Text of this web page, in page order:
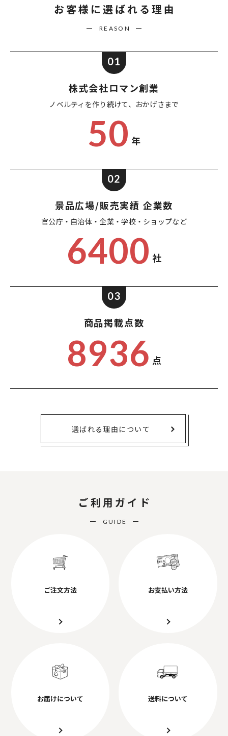
お客様に選ばれる理由
REASON
01
株式会社ロマン創業
ノベルティを作り続けて、 おかげさまで
50 年
02
景品広場/販売実績 企業数
官公庁・自治体・企業・学校・ショップなど
6400 社
03
商品掲載点数
8936 点
選ばれる理由について
ご利用ガイド
GUIDE
ご注文方法 お支払い方法
お届けについて 送料について